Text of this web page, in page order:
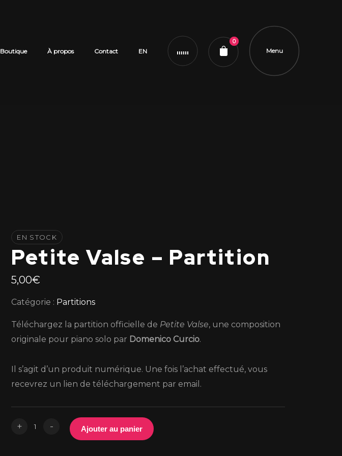
Boutique À propos Contact EN
0
Menu
EN STOCK
Petite Valse – Partition
5,00€
Catégorie : Partitions
Téléchargez la partition officielle de Petite Valse, une composition
originale pour piano solo par Domenico Curcio.
Il s’agit d’un produit numérique. Une fois l’achat effectué, vous
recevrez un lien de téléchargement par email.
quantité
+ - Ajouter au panier